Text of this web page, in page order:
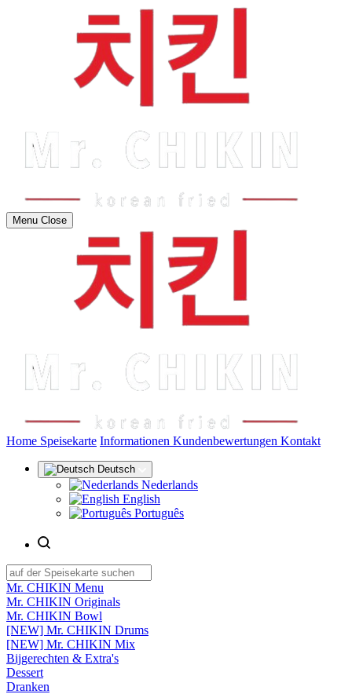
Menu Close
Home (aktuell)
Speisekarte Informationen Kundenbewertungen Kontakt
Deutsch
Nederlands
English
Português
Mr. CHIKIN Menu
Mr. CHIKIN Originals
Mr. CHIKIN Bowl
[NEW] Mr. CHIKIN Drums
[NEW] Mr. CHIKIN Mix
Bijgerechten & Extra's
Dessert
Dranken